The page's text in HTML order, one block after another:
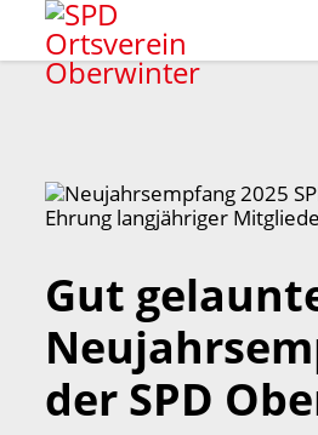
Gut
der SPD